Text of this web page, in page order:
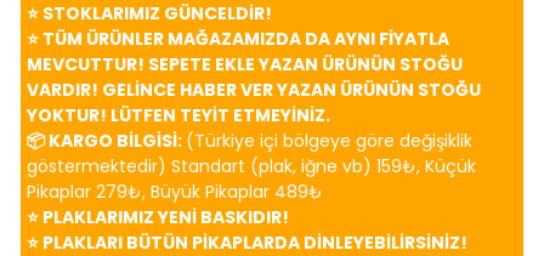
⭐️ STOKLARIMIZ GÜNCELDİR!
⭐️ TÜM ÜRÜNLER MAĞAZAMIZDA DA AYNI FİYATLA
MEVCUTTUR! SEPETE EKLE YAZAN ÜRÜNÜN STOĞU
VARDIR! GELİNCE HABER VER YAZAN ÜRÜNÜN STOĞU
YOKTUR! LÜTFEN TEYİT ETMEYİNİZ.
📦 KARGO BİLGİSİ: (Türkiye içi bölgeye göre değişiklik
göstermektedir) Standart (plak, iğne vb) 159₺, Küçük
Pikaplar 279₺, Büyük Pikaplar 489₺
⭐️ PLAKLARIMIZ YENİ BASKIDIR!
⭐️ PLAKLARI BÜTÜN PİKAPLARDA DİNLEYEBİLİRSİNİZ!